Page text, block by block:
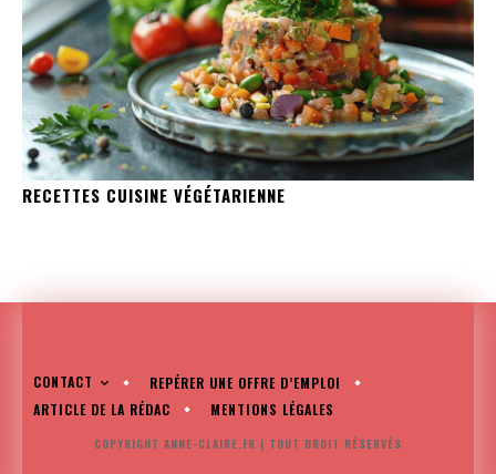
RECETTES CUISINE VÉGÉTARIENNE
CONTACT
REPÉRER UNE OFFRE D’EMPLOI
ARTICLE DE LA RÉDAC
MENTIONS LÉGALES
COPYRIGHT ANNE-CLAIRE.FR | TOUT DROIT RÉSERVÉS